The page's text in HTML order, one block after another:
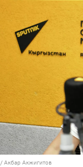
/ Акбар Акжигитов